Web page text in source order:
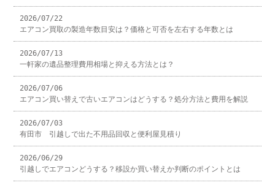
2026/07/22
エアコン買取の製造年数目安は？価格と可否を左右する年数とは
2026/07/13
一軒家の遺品整理費用相場と抑える方法とは？
2026/07/06
エアコン買い替えで古いエアコンはどうする？処分方法と費用を解説
2026/07/03
有田市 引越しで出た不用品回収と便利屋見積り
2026/06/29
引越しでエアコンどうする？移設か買い替えか判断のポイントとは